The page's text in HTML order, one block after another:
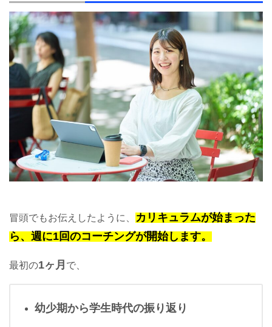
冒頭でもお伝えしたように、
カリキュラムが始まった
ら、 週に1回のコーチングが開始します。
最初の1ヶ月 で、
幼少期から学生時代の振り返り